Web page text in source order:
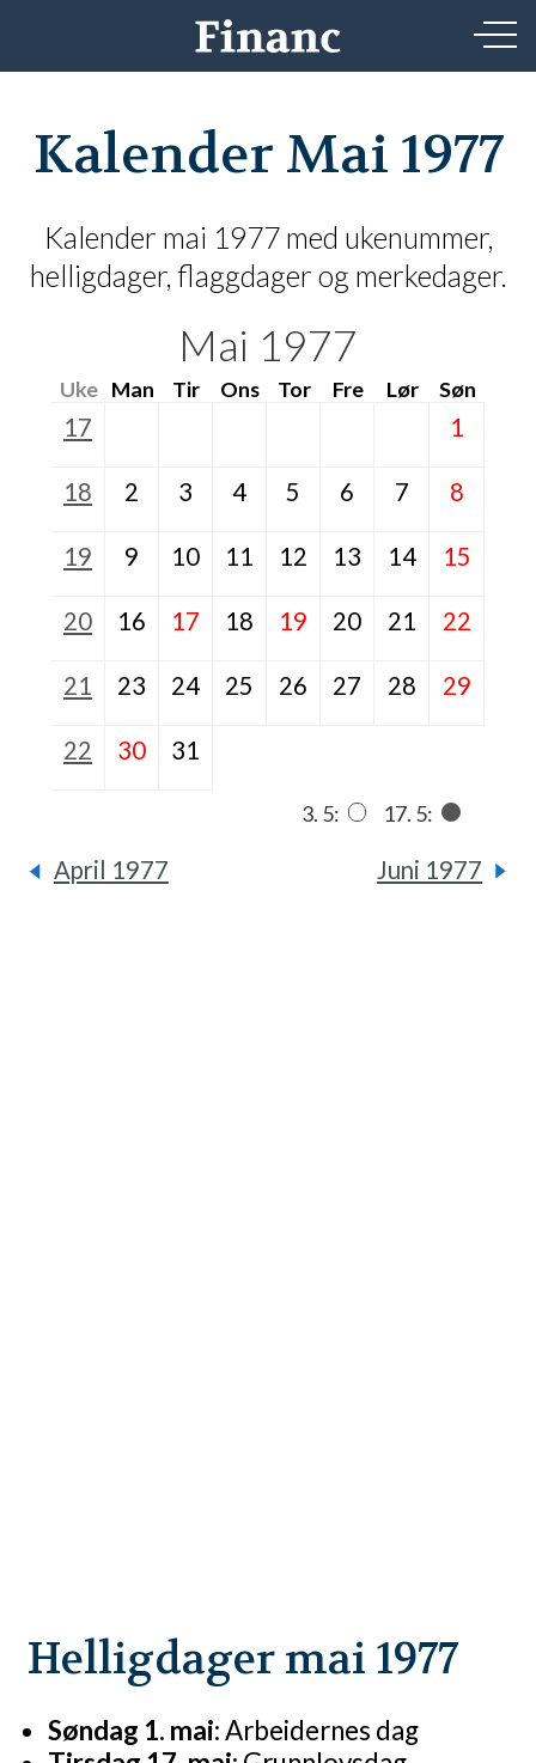
Kalender Mai 1977
Kalender mai 1977 med ukenummer,
helligdager, flaggdager og merkedager.
Mai 1977
Uke Man Tir Ons Tor Fre Lør Søn
17 1
18 2 3 4 5 6 7 8
19 9 10 11 12 13 14 15
20 16 17 18 19 20 21 22
21 23 24 25 26 27 28 29
22 30 31
3. 5: 17. 5:
April 1977 Juni 1977
Helligdager mai 1977
Søndag 1. mai:Arbeidernes dag